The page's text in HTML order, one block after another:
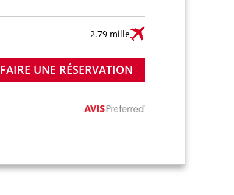
2.79 mille
FAIRE UNE RÉSERVATION